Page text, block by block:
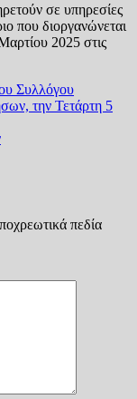
σε υπηρεσίες
που διοργανώνεται
2025 στις
Συλλόγου
την Τετάρτη 5
πεδία